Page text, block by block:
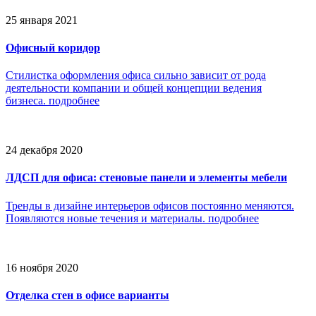
25 января 2021
Офисный коридор
Стилистка оформления офиса сильно зависит от рода
деятельности компании и общей концепции ведения
бизнеса. подробнее
24 декабря 2020
ЛДСП для офиса: стеновые панели и элементы мебели
Тренды в дизайне интерьеров офисов постоянно меняются.
Появляются новые течения и материалы. подробнее
16 ноября 2020
Отделка стен в офисе варианты